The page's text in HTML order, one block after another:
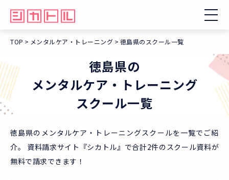
TOP メンタルケア・トレーニング 徳島県のスクール一覧
徳島県の
メンタルケア・トレーニング
スクール一覧
徳島県のメンタルケア・トレーニングスクールを一覧でご紹
介。 資料請求サイト『シカトル』で合計2件のスクール資料が
無料で請求できます！